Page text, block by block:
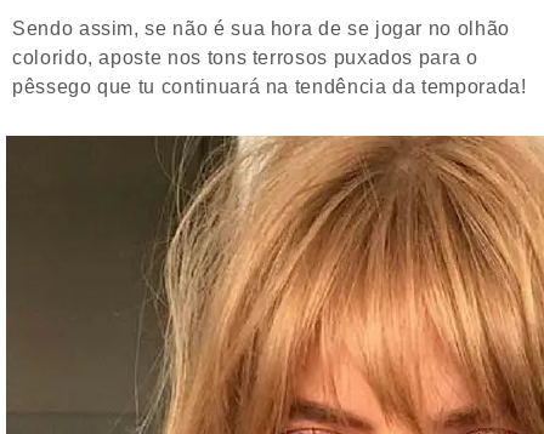
Sendo assim, se não é sua hora de se jogar no olhão
colorido, aposte nos tons terrosos puxados para o
pêssego que tu continuará na tendência da temporada!